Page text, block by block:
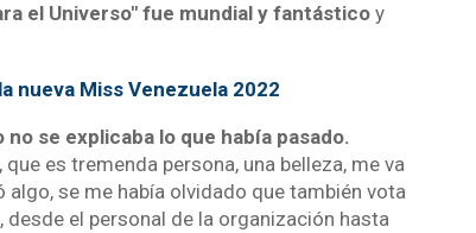
el Universo" fue mundial y fantásticoy
nueva Miss Venezuela 2022
no se explicaba lo que había pasado.
es tremenda persona, una belleza, me va
se me había olvidado que también vota
el personal de la organización hasta